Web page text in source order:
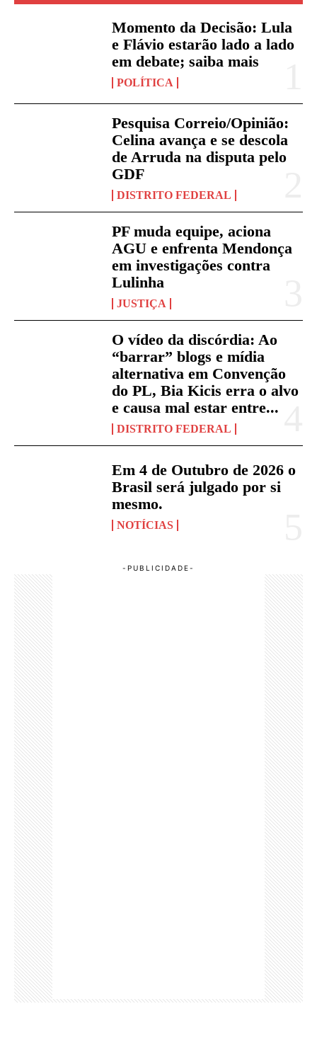
Momento da Decisão: Lula
e Flávio estarão lado a lado
em debate; saiba mais
POLÍTICA
Pesquisa Correio/Opinião:
Celina avança e se descola
de Arruda na disputa pelo
GDF
DISTRITO FEDERAL
PF muda equipe, aciona
AGU e enfrenta Mendonça
em investigações contra
Lulinha
JUSTIÇA
O vídeo da discórdia: Ao
“barrar” blogs e mídia
alternativa em Convenção
do PL, Bia Kicis erra o alvo
e causa mal estar entre...
DISTRITO FEDERAL
Em 4 de Outubro de 2026 o
Brasil será julgado por si
mesmo.
NOTÍCIAS